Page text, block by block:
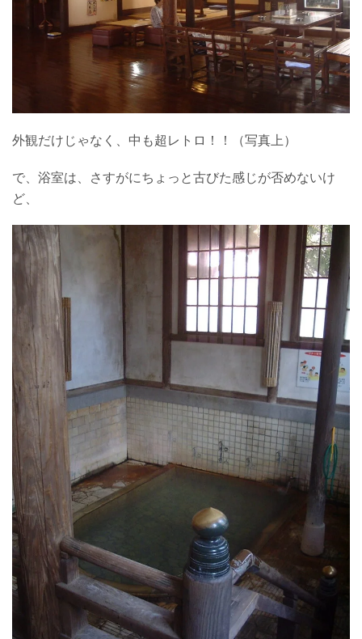
外観だけじゃなく、中も超レトロ！！（写真上）
で、浴室は、さすがにちょっと古びた感じが否めないけ
ど、